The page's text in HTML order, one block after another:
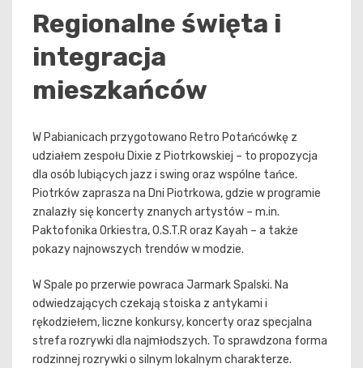
Regionalne święta i
integracja
mieszkańców
W Pabianicach przygotowano Retro Potańcówkę z
udziałem zespołu Dixie z Piotrkowskiej – to propozycja
dla osób lubiących jazz i swing oraz wspólne tańce.
Piotrków zaprasza na Dni Piotrkowa, gdzie w programie
znalazły się koncerty znanych artystów – m.in.
Paktofonika Orkiestra, O.S.T.R oraz Kayah – a także
pokazy najnowszych trendów w modzie.
W Spale po przerwie powraca Jarmark Spalski. Na
odwiedzających czekają stoiska z antykami i
rękodziełem, liczne konkursy, koncerty oraz specjalna
strefa rozrywki dla najmłodszych. To sprawdzona forma
rodzinnej rozrywki o silnym lokalnym charakterze.